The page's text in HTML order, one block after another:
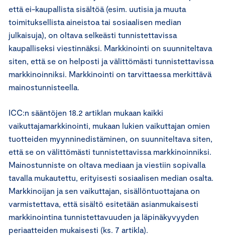
että ei-kaupallista sisältöä (esim. uutisia ja muuta
toimituksellista aineistoa tai sosiaalisen median
julkaisuja), on oltava selkeästi tunnistettavissa
kaupalliseksi viestinnäksi. Markkinointi on suunniteltava
siten, että se on helposti ja välittömästi tunnistettavissa
markkinoinniksi. Markkinointi on tarvittaessa merkittävä
mainostunnisteella.
ICC:n sääntöjen 18.2 artiklan mukaan kaikki
vaikuttajamarkkinointi, mukaan lukien vaikuttajan omien
tuotteiden myynninedistäminen, on suunniteltava siten,
että se on välittömästi tunnistettavissa markkinoinniksi.
Mainostunniste on oltava mediaan ja viestiin sopivalla
tavalla mukautettu, erityisesti sosiaalisen median osalta.
Markkinoijan ja sen vaikuttajan, sisällöntuottajana on
varmistettava, että sisältö esitetään asianmukaisesti
markkinointina tunnistettavuuden ja läpinäkyvyyden
periaatteiden mukaisesti (ks. 7 artikla).